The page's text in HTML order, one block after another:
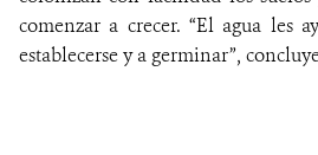
comenzar a crecer. “El agua les
establecerse y a germinar”,